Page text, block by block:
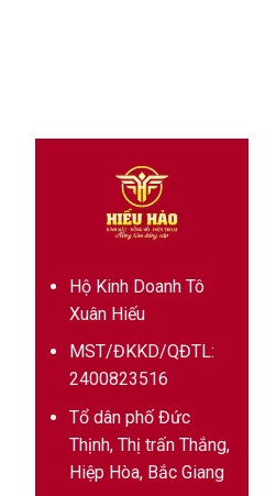
Hộ Kinh Doanh Tô
Xuân Hiếu
MST/ĐKKD/QĐTL:
2400823516
Tổ dân phố Đức
Thịnh, Thị trấn Thắng,
Hiệp Hòa, Bắc Giang